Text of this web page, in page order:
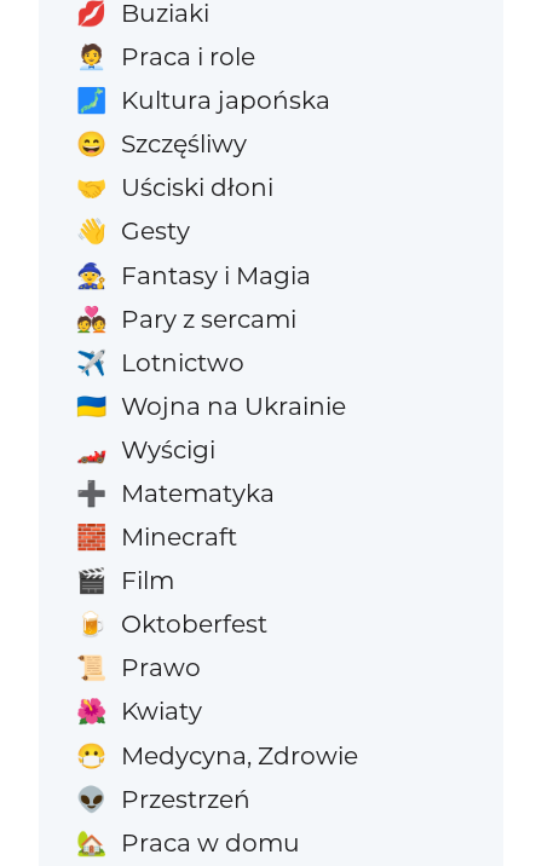
💋 Buziaki
🧑‍💼 Praca i role
🗾 Kultura japońska
😄 Szczęśliwy
🤝 Uściski dłoni
👋 Gesty
🧙 Fantasy i Magia
💑 Pary z sercami
✈️ Lotnictwo
🇺🇦 Wojna na Ukrainie
🏎️ Wyścigi
➕ Matematyka
🧱 Minecraft
🎬 Film
🍺 Oktoberfest
📜 Prawo
🌺 Kwiaty
😷 Medycyna, Zdrowie
👽 Przestrzeń
🏡 Praca w domu